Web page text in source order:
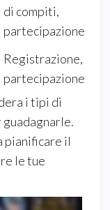
di compiti,
partecipazione
Registrazione,
partecipazione
i tipi di
pianificare il
le tue